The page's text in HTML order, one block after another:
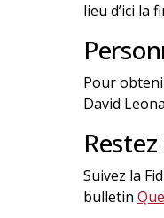
lieu d’ici la
Pour
David
Suivez la
bulletin